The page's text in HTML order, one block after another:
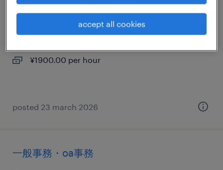
その他の食品加工・検査・袋詰め
埼玉県越谷市, 埼玉県
¥1900.00 per hour
posted 23 march 2026
一般事務・oa事務
accept all cookies